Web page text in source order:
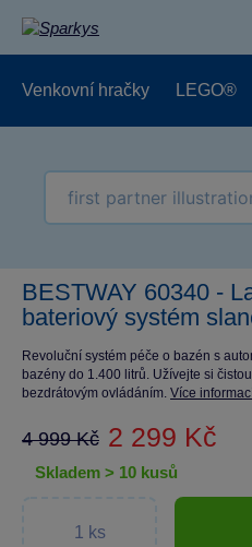
Venkovní hračky LEGO®
BESTWAY 60340 -
bateriový systém
Revoluční systém péče o bazén s
bazény do 1.400 litrů. Užívejte si
bezdrátovým ovládáním. Více informací
4 999 Kč 2 299 Kč
skladem > 10 kusů